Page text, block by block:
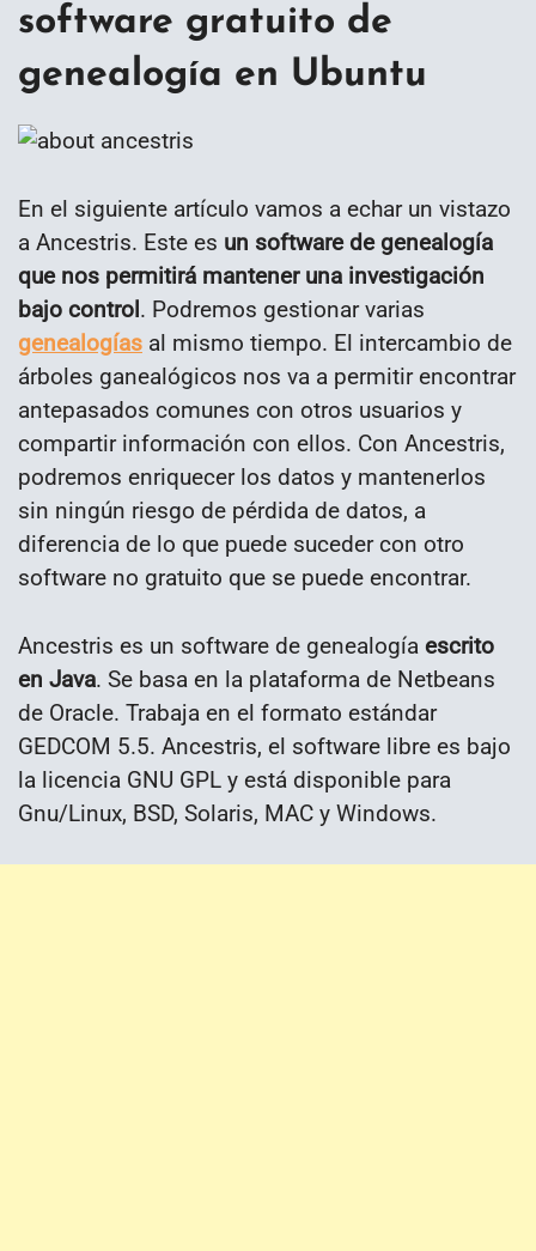
software gratuito de
genealogía en Ubuntu
En el siguiente artículo vamos a echar un vistazo
a Ancestris. Este es un software de genealogía
que nos permitirá mantener una investigación
bajo control. Podremos gestionar varias
genealogías al mismo tiempo. El intercambio de
árboles ganealógicos nos va a permitir encontrar
antepasados comunes con otros usuarios y
compartir información con ellos. Con Ancestris,
podremos enriquecer los datos y mantenerlos
sin ningún riesgo de pérdida de datos, a
diferencia de lo que puede suceder con otro
software no gratuito que se puede encontrar.
Ancestris es un software de genealogía escrito
en Java. Se basa en la plataforma de Netbeans
de Oracle. Trabaja en el formato estándar
GEDCOM 5.5. Ancestris, el software libre es bajo
la licencia GNU GPL y está disponible para
Gnu/Linux, BSD, Solaris, MAC y Windows.